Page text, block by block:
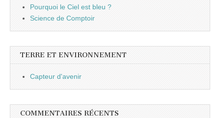
Pourquoi le Ciel est bleu ?
Science de Comptoir
TERRE ET ENVIRONNEMENT
Capteur d'avenir
COMMENTAIRES RÉCENTS